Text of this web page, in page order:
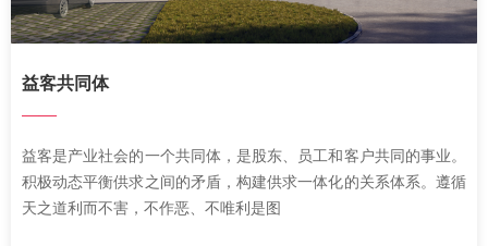
益客共同体
——
益客是产业社会的一个共同体，是股东、员工和客户共同的事业。
积极动态平衡供求之间的矛盾，构建供求一体化的关系体系。遵循
天之道利而不害，不作恶、不唯利是图